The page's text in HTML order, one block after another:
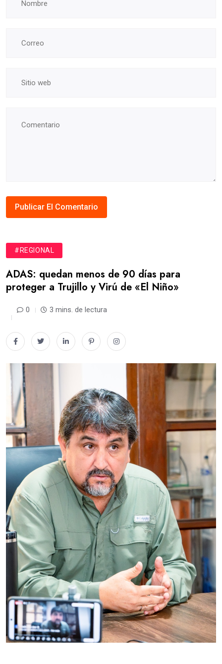
#REGIONAL
ADAS: quedan menos de 90 días para
proteger a Trujillo y Virú de «El Niño»
0 3 mins. de lectura